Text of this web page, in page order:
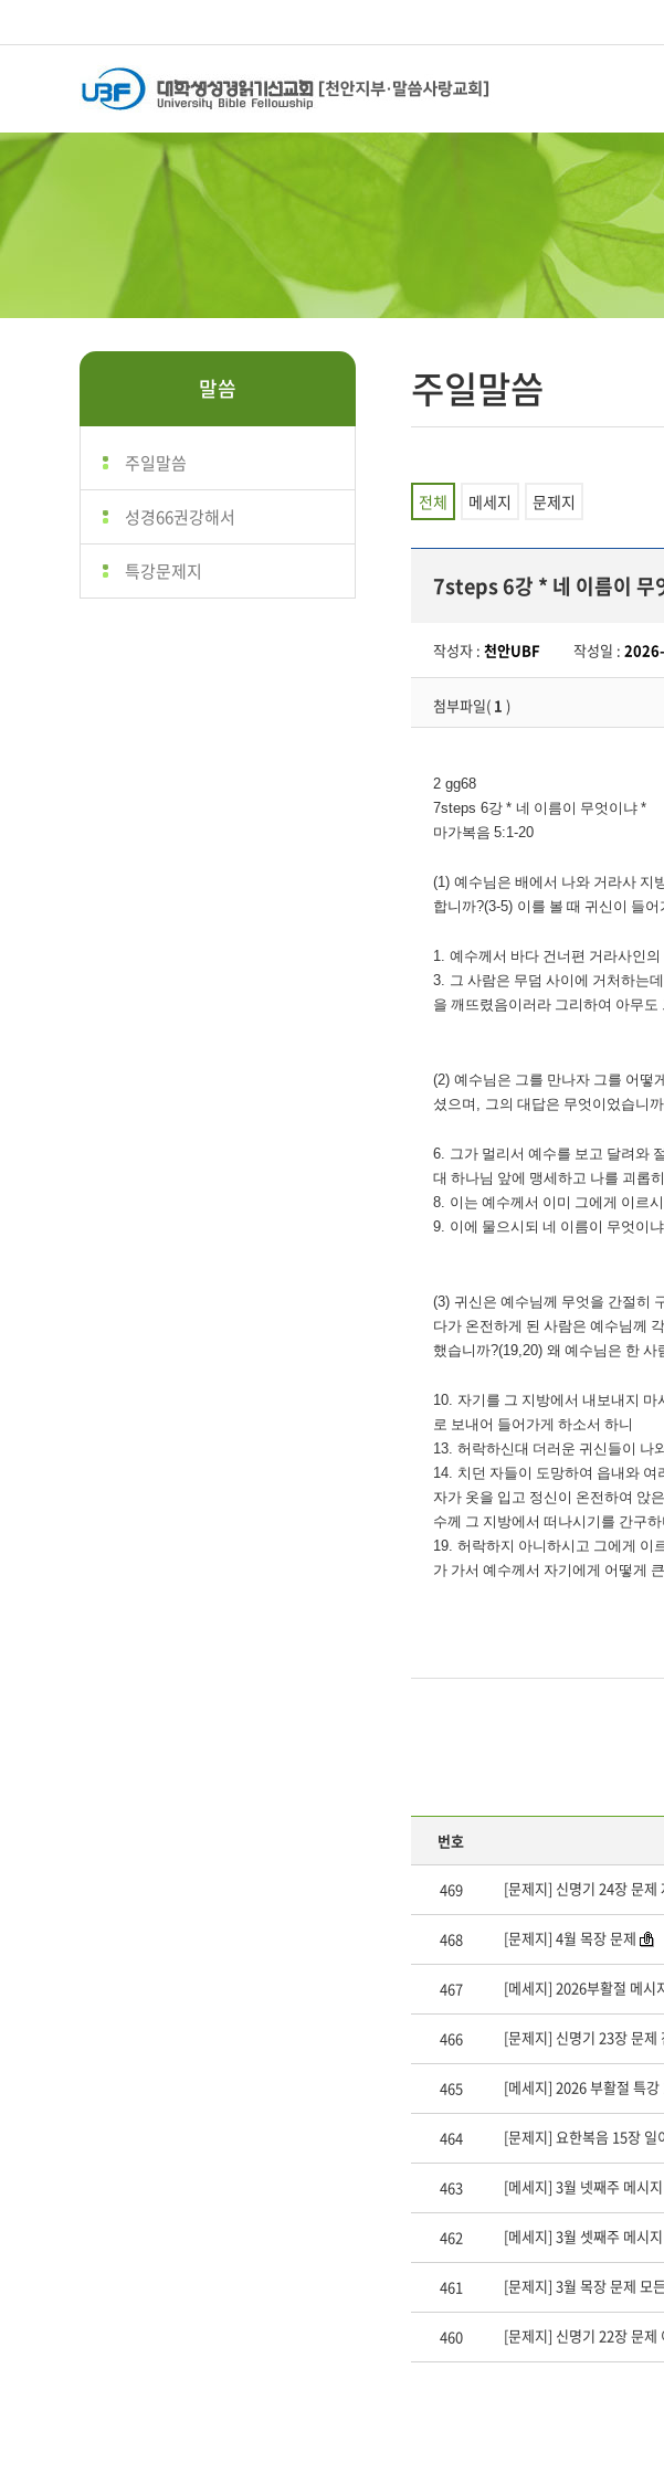
말씀
주일말씀
성경66권강해서
특강문제지
주일말씀
전체 메세지 문제지
7steps 6강 * 네 이름이 무
작성자 : 천안UBF 작성일 :
첨부파일( 1 )
2 gg68
7steps 6강 * 네 이름이 무엇이냐 *
마가복음 5:1-20
(1) 예수님은 배에서 나와 거라사 지
합니까?(3-5) 이를 볼 때 귀신이 들
1. 예수께서 바다 건너편 거라사인의
3. 그 사람은 무덤 사이에 거처하는
을 깨뜨렸음이러라 그리하여 아무
(2) 예수님은 그를 만나자 그를 어떻
셨으며 , 그의 대답은 무엇이었습니까
6. 그가 멀리서 예수를 보고 달려와
대 하나님 앞에 맹세하고 나를 괴롭
8. 이는 예수께서 이미 그에게 이르
9. 이에 물으시되 네 이름이 무엇이
(3) 귀신은 예수님께 무엇을 간절히
다가 온전하게 된 사람은 예수님께
했습니까?(19,20) 왜 예수님은 한 사
10. 자기를 그 지방에서 내보내지 마
로 보내어 들어가게 하소서 하니
13. 허락하신대 더러운 귀신들이 나
14. 치던 자들이 도망하여 읍내와
자가 옷을 입고 정신이 온전하여 앉
수께 그 지방에서 떠나시기를 간구
19. 허락하지 아니하시고 그에게 이
가 가서 예수께서 자기에게 어떻게
번호
469 [문제지] 신명기 24장 문제
468 [문제지] 4월 목장 문제
467 [메세지] 2026부활절 메시
466 [문제지] 신명기 23장 문제
465 [메세지] 2026 부활절 특
464 [문제지] 요한복음 15장 일
463 [메세지] 3월 넷째주 메시
462 [메세지] 3월 셋째주 메시
461 [문제지] 3월 목장 문제 모
460 [문제지] 신명기 22장 문제